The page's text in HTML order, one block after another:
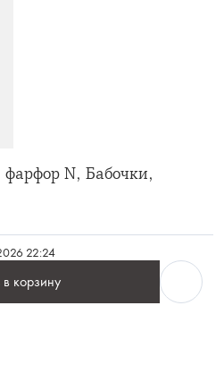
N, Бабочки,
22:24
корзину